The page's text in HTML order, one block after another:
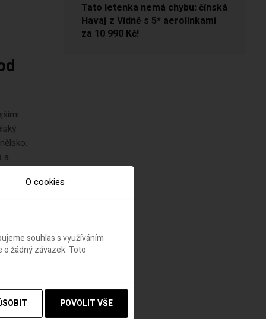
a
Tato letenka nemá chybu: čínská
Havaj z Vídně s 5* aerolinkami
za 10 990 Kč!
O cookies
souhlas s využíváním
žádný závazek. Toto
POVOLIT VŠE